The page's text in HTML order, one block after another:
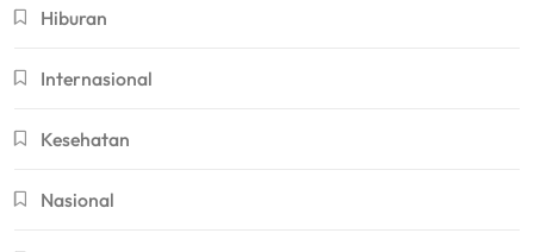
Hiburan
Internasional
Kesehatan
Nasional